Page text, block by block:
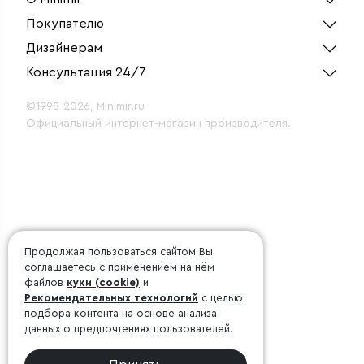
Покупателю
Дизайнерам
Консультация 24/7
©1998-2026, Minimir.ru
Официальный интернет-магазин производителя.
Продолжая пользоваться сайтом Вы
соглашаетесь с применением на нём
файлов куки (cookie) и
Рекомендательных технологий с целью
подбора контента на основе анализа
данных о предпочтениях пользователей.